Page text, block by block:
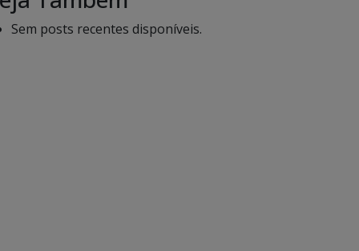
Sem posts recentes disponíveis.